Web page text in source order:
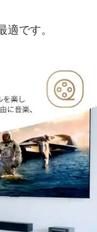
適です。